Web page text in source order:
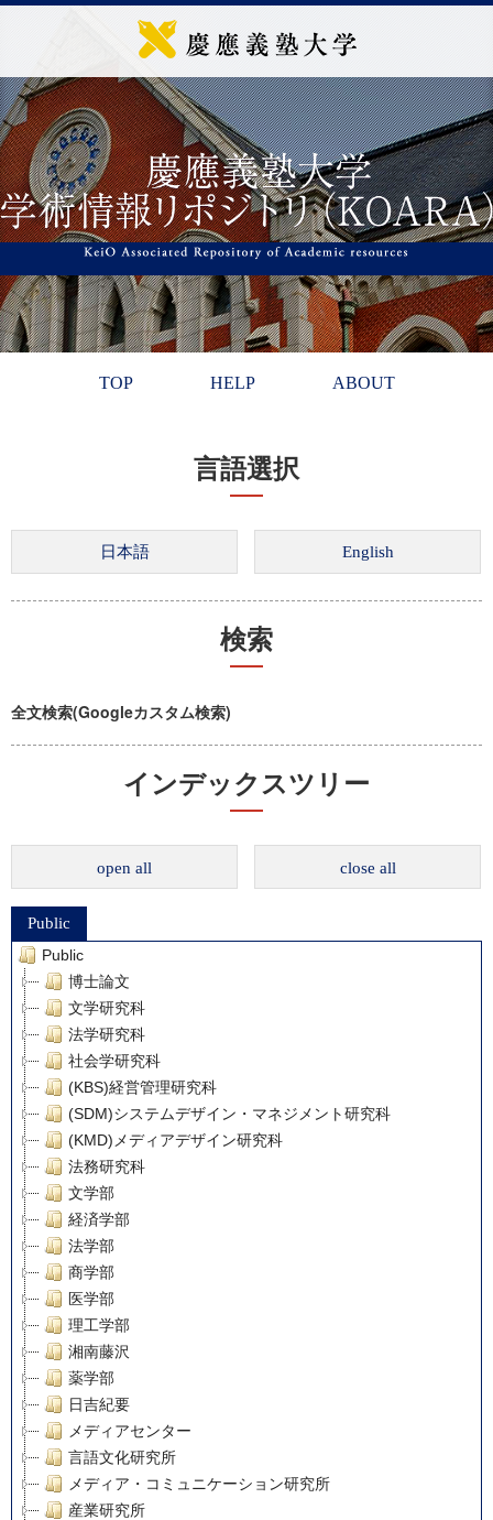
TOP HELP ABOUT
言語選択
検索
全文検索(Googleカスタム検索)
インデックスツリー
open all close all
Public
Public
博士論文
文学研究科
法学研究科
社会学研究科
(KBS)経営管理研究科
(SDM)システムデザイン・マネジメント研究科
(KMD)メディアデザイン研究科
法務研究科
文学部
経済学部
法学部
商学部
医学部
理工学部
湘南藤沢
薬学部
日吉紀要
メディアセンター
言語文化研究所
メディア・コミュニケーション研究所
産業研究所